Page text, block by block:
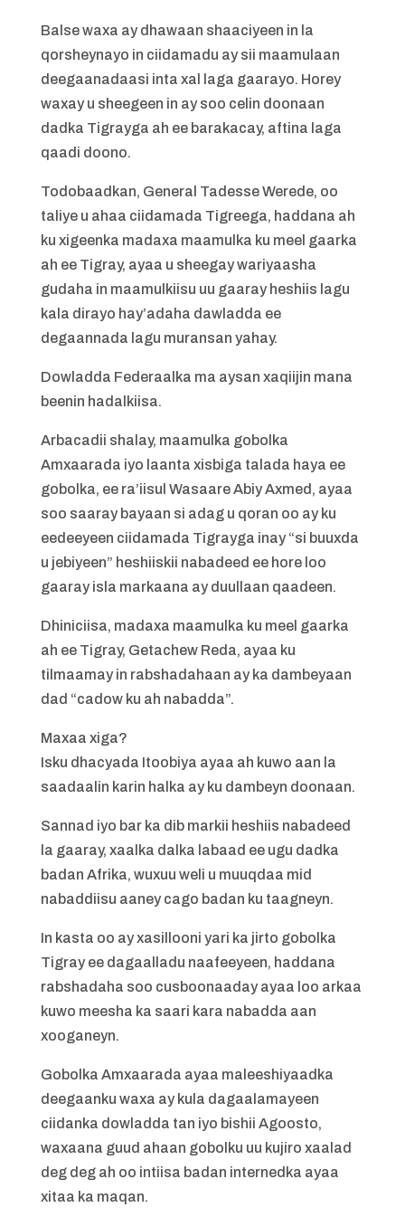
Balse waxa ay dhawaan shaaciyeen in la
qorsheynayo in ciidamadu ay sii maamulaan
deegaanadaasi inta xal laga gaarayo. Horey
waxay u sheegeen in ay soo celin doonaan
dadka Tigrayga ah ee barakacay, aftina laga
qaadi doono.
Todobaadkan, General Tadesse Werede, oo
taliye u ahaa ciidamada Tigreega, haddana ah
ku xigeenka madaxa maamulka ku meel gaarka
ah ee Tigray, ayaa u sheegay wariyaasha
gudaha in maamulkiisu uu gaaray heshiis lagu
kala dirayo hay’adaha dawladda ee
degaannada lagu muransan yahay.
Dowladda Federaalka ma aysan xaqiijin mana
beenin hadalkiisa.
Arbacadii shalay, maamulka gobolka
Amxaarada iyo laanta xisbiga talada haya ee
gobolka, ee ra’iisul Wasaare Abiy Axmed, ayaa
soo saaray bayaan si adag u qoran oo ay ku
eedeeyeen ciidamada Tigrayga inay “si buuxda
u jebiyeen” heshiiskii nabadeed ee hore loo
gaaray isla markaana ay duullaan qaadeen.
Dhiniciisa, madaxa maamulka ku meel gaarka
ah ee Tigray, Getachew Reda, ayaa ku
tilmaamay in rabshadahaan ay ka dambeyaan
dad “cadow ku ah nabadda”.
Maxaa xiga?
Isku dhacyada Itoobiya ayaa ah kuwo aan la
saadaalin karin halka ay ku dambeyn doonaan.
Sannad iyo bar ka dib markii heshiis nabadeed
la gaaray, xaalka dalka labaad ee ugu dadka
badan Afrika, wuxuu weli u muuqdaa mid
nabaddiisu aaney cago badan ku taagneyn.
In kasta oo ay xasillooni yari ka jirto gobolka
Tigray ee dagaalladu naafeeyeen, haddana
rabshadaha soo cusboonaaday ayaa loo arkaa
kuwo meesha ka saari kara nabadda aan
xooganeyn.
Gobolka Amxaarada ayaa maleeshiyaadka
deegaanku waxa ay kula dagaalamayeen
ciidanka dowladda tan iyo bishii Agoosto,
waxaana guud ahaan gobolku uu kujiro xaalad
deg deg ah oo intiisa badan internedka ayaa
xitaa ka maqan.